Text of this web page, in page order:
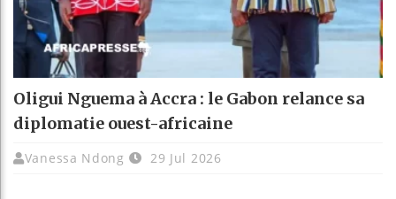
Oligui Nguema à Accra : le Gabon relance sa
diplomatie ouest-africaine
Vanessa Ndong 29 Jul 2026